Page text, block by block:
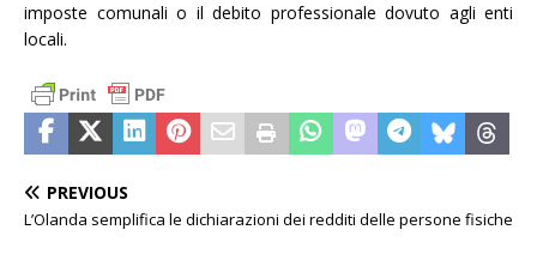
imposte comunali o il debito professionale dovuto agli enti
locali.
PREVIOUS
L’Olanda semplifica le dichiarazioni dei redditi delle persone fisiche